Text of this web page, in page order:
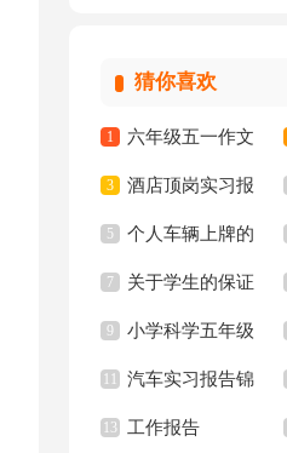
猜你喜欢
1 六年级五一作文
300字集锦7篇
3 酒店顶岗实习报
告十篇
5 个人车辆上牌的
委托书
7 关于学生的保证
书汇总八篇
9 小学科学五年级
上册教学计划
11 汽车实习报告锦
集八篇
13 工作报告